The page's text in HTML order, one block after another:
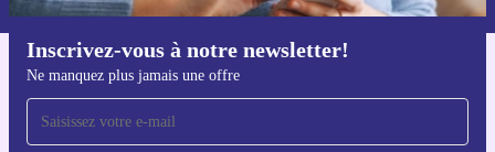
Inscrivez-vous à notre newsletter!
Ne manquez plus jamais une offreTéléchargez l'application refurbed
Pour iOS et Android